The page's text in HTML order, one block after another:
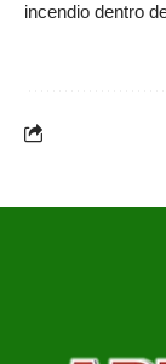
incendio dentro